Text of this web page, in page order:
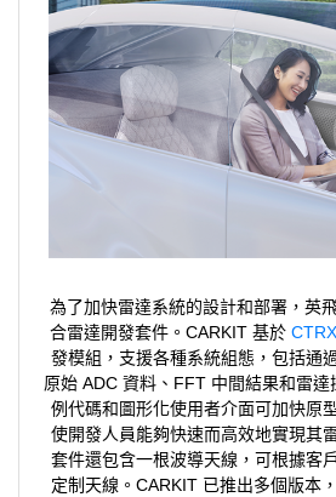
為了加快雷達系統的設計和部署，英
合雷達開發套件。CARKIT 基於
發模組，支援各種系統組態，包括通
原始 ADC 資料、FFT 中間結果和雷
例代碼和圖形化使用者介面可加快原
使開發人員能夠快速而高效地實現其
套件還包含一根波導天線，可根據客
定制天線。CARKIT 已推出多個版本